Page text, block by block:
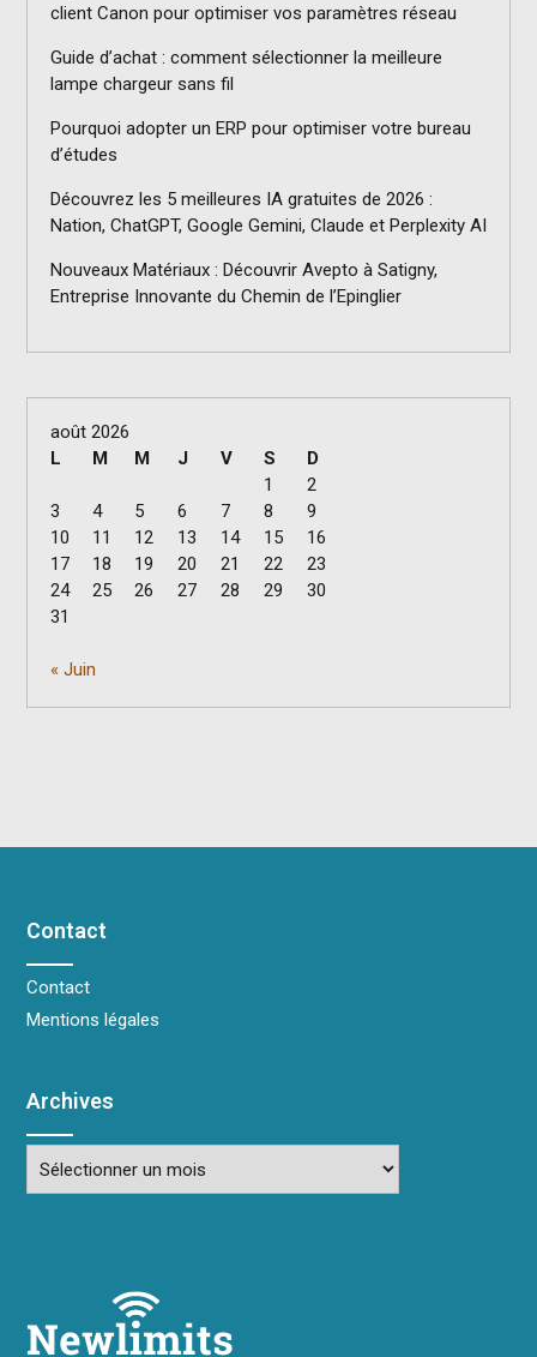
client Canon pour optimiser vos paramètres réseau
Guide d’achat : comment sélectionner la meilleure
lampe chargeur sans fil
Pourquoi adopter un ERP pour optimiser votre bureau
d’études
Découvrez les 5 meilleures IA gratuites de 2026 :
Nation, ChatGPT, Google Gemini, Claude et Perplexity AI
Nouveaux Matériaux : Découvrir Avepto à Satigny,
Entreprise Innovante du Chemin de l’Epinglier
août 2026
L
M M J V S
D
1
2
3
4 5 6 7 8
9
10
11 12 13 14 15
16
17
18 19 20 21 22
23
24
25 26 27 28 29
30
31
« Juin
Contact
Contact
Mentions légales
Archives